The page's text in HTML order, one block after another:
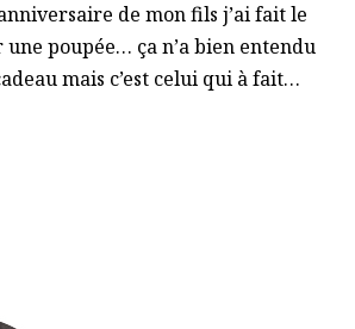
de mon fils j’ai fait le
poupée… ça n’a bien entendu
mais c’est celui qui à fait…